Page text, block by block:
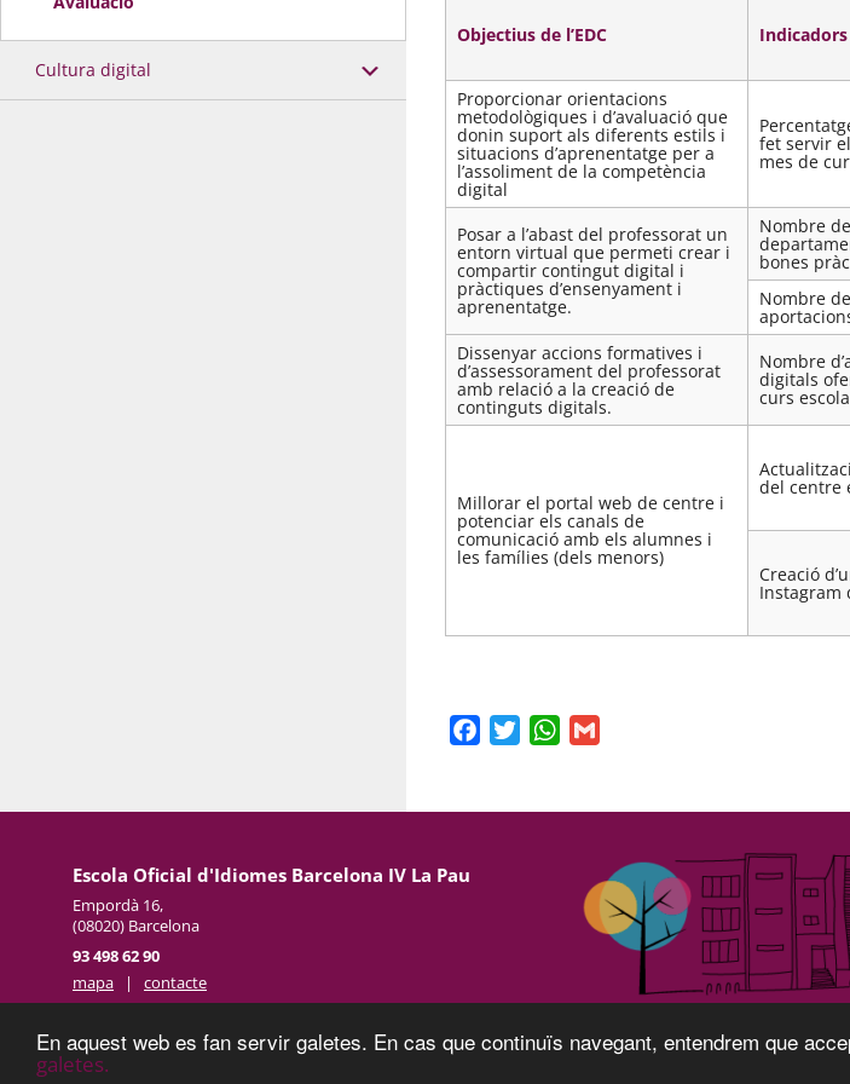
En aquest web es fan servir galetes. En cas que continuïs navegant, entendrem que
galetes.
Objectius de l’EDC Indicadors
Proporcionar orientacions
metodològiques i d’avaluació que
donin suport als diferents estils i
situacions d’aprenentatge per a
l’assoliment de la competència
digital
fet servir
mes de
Posar a l’abast del professorat un
entorn virtual que permeti crear i
compartir contingut digital i
pràctiques d’ensenyament i
aprenentatge.
Nombre
bones
Nombre
Dissenyar accions formatives i
d’assessorament del professorat
amb relació a la creació de
continguts digitals.
Nombre
digitals
curs
Millorar el portal web de centre i
potenciar els canals de
comunicació amb els alumnes i
les famílies (dels menors)
del centre
Creació
Instagram
FacebookTwitterWhatsApp
Cultura digital
Escola Oficial d'Idiomes Barcelona IV La Pau
Empordà 16,
(08020) Barcelona
93 498 62 90
mapa
| contacte